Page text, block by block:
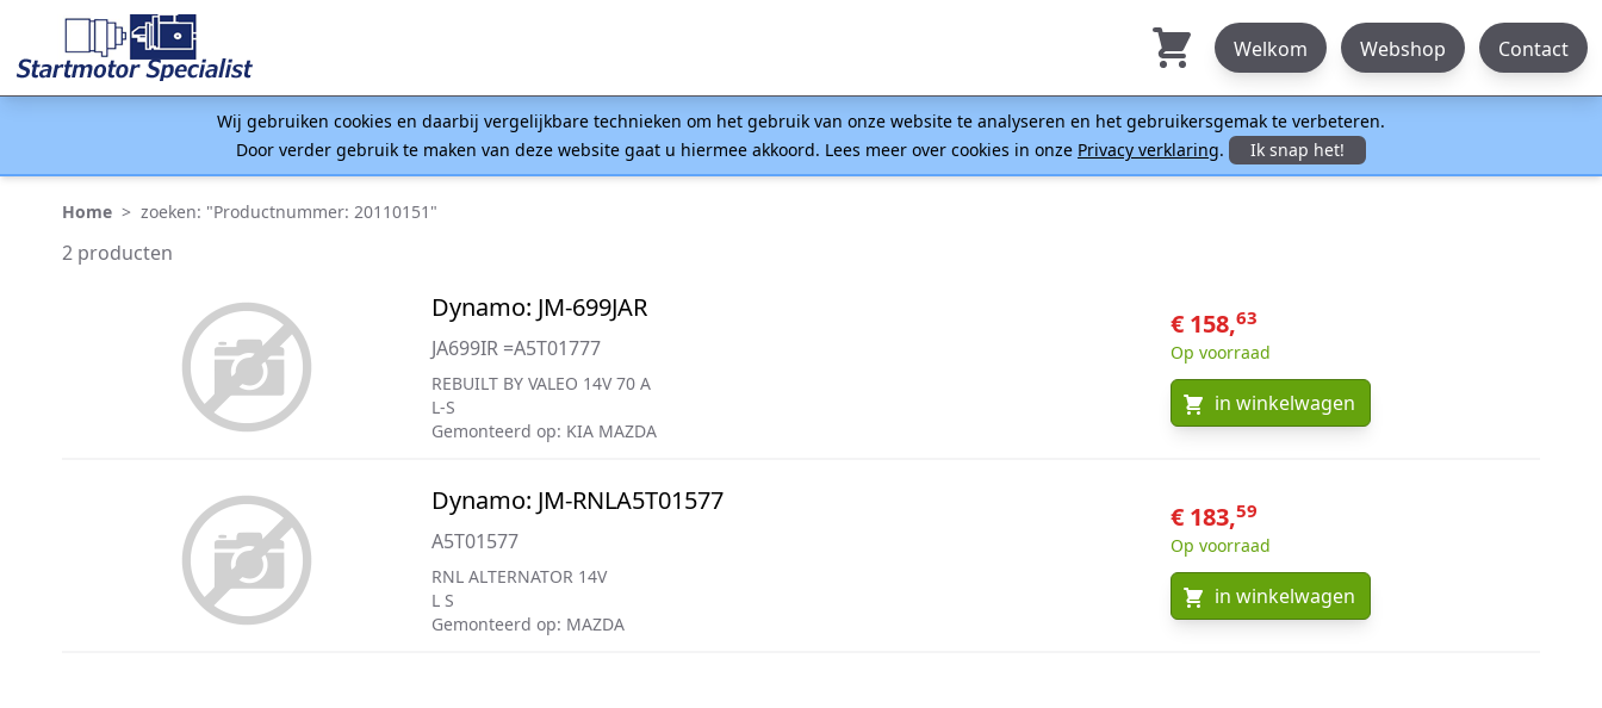
Welkom Webshop Contact
Wij gebruiken cookies en daarbij vergelijkbare technieken om het gebruik van onze website te analyseren en het gebruikersgemak te verbeteren.
Door verder gebruik te maken van deze website gaat u hiermee akkoord. Lees meer over cookies in onze Privacy verklaring. Ik snap het!
Home > zoeken: "Productnummer: 20110151"
2 producten
Dynamo: JM-699JAR
JA699IR =A5T01777
REBUILT BY VALEO 14V 70 A
L-S
Gemonteerd op: KIA MAZDA
€ 158,63
Op voorraad
in winkelwagen
Dynamo: JM-RNLA5T01577
A5T01577
RNL ALTERNATOR 14V
L S
Gemonteerd op: MAZDA
€ 183,59
Op voorraad
in winkelwagen